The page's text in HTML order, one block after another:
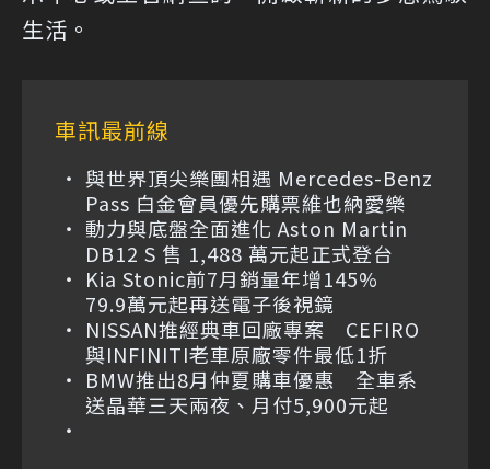
生活。
車訊最前線
與世界頂尖樂團相遇 Mercedes-Benz
Pass 白金會員優先購票維也納愛樂
動力與底盤全面進化 Aston Martin
DB12 S 售 1,488 萬元起正式登台
Kia Stonic前7月銷量年增145%
79.9萬元起再送電子後視鏡
NISSAN推經典車回廠專案 CEFIRO
與INFINITI老車原廠零件最低1折
BMW推出8月仲夏購車優惠 全車系
送晶華三天兩夜、月付5,900元起